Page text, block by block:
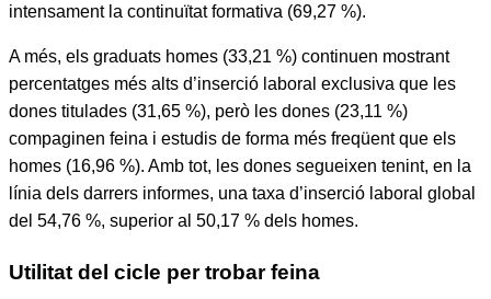
intensament la continuïtat formativa (69,27 %).
A més, els graduats homes (33,21 %) continuen mostrant
percentatges més alts d’inserció laboral exclusiva que les
dones titulades (31,65 %), però les dones (23,11 %)
compaginen feina i estudis de forma més freqüent que els
homes (16,96 %). Amb tot, les dones segueixen tenint, en la
línia dels darrers informes, una taxa d’inserció laboral global
del 54,76 %, superior al 50,17 % dels homes.
Utilitat del cicle per trobar feina